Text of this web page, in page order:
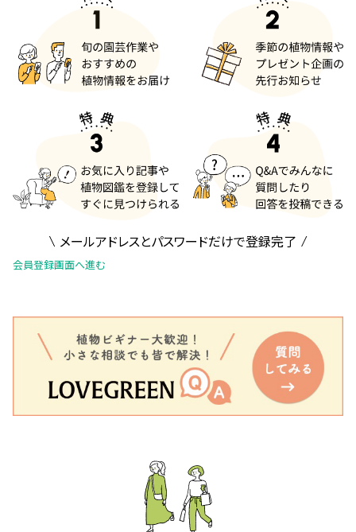
メールアドレスとパスワードだけで登録完了
会員登録画面へ進む